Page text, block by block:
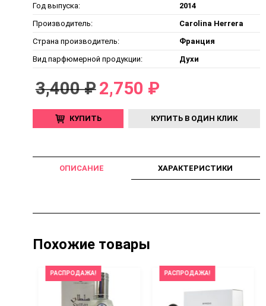
Год выпуска:
2014
Производитель:
Carolina Herrera
Страна производитель:
Франция
Вид парфюмерной продукции:
Духи
3,400 ₽2,750 ₽
КУПИТЬ КУПИТЬ В ОДИН КЛИК
ОПИСАНИЕ ХАРАКТЕРИСТИКИ
Похожие товары
РАСПРОДАЖА! РАСПРОДАЖА!